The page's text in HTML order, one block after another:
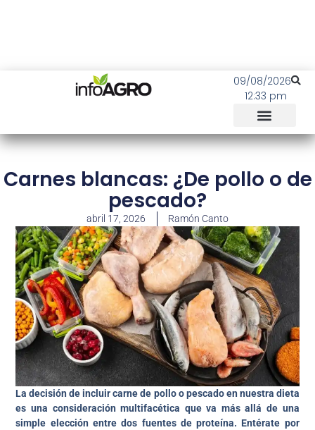
09/08/2026
12:33 pm
Carnes blancas: ¿De pollo o de
pescado?
abril 17, 2026 Ramón Canto
La decisión de incluir carne de pollo o pescado en nuestra dieta
es una consideración multifacética que va más allá de una
simple elección entre dos fuentes de proteína. Entérate por